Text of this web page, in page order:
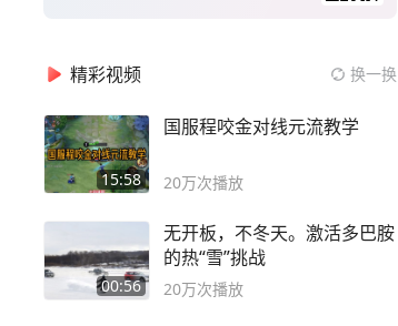
精彩视频 换一换
15:58
国服程咬金对线元流教学
20万次播放
00:56
无开板，不冬天。激活多巴胺
的热“雪”挑战
20万次播放